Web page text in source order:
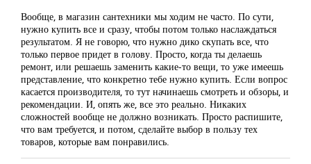
Вообще, в магазин сантехники мы ходим не часто. По сути,
нужно купить все и сразу, чтобы потом только наслаждаться
результатом. Я не говорю, что нужно дико скупать все, что
только первое придет в голову. Просто, когда ты делаешь
ремонт, или решаешь заменить какие-то вещи, то уже имеешь
представление, что конкретно тебе нужно купить. Если вопрос
касается производителя, то тут начинаешь смотреть и обзоры, и
рекомендации. И, опять же, все это реально. Никаких
сложностей вообще не должно возникать. Просто распишите,
что вам требуется, и потом, сделайте выбор в пользу тех
товаров, которые вам понравились.